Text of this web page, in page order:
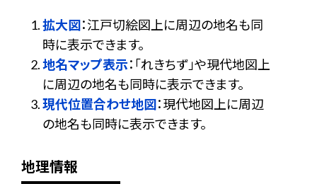
拡大図：江戸切絵図上に周辺の地名も同
時に表示できます。
地名マップ表示：「れきちず」や現代地図上
に周辺の地名も同時に表示できます。
現代位置合わせ地図：現代地図上に周辺
の地名も同時に表示できます。
地理情報